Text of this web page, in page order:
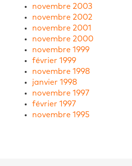
novembre 2003
novembre 2002
novembre 2001
novembre 2000
novembre 1999
février 1999
novembre 1998
janvier 1998
novembre 1997
février 1997
novembre 1995